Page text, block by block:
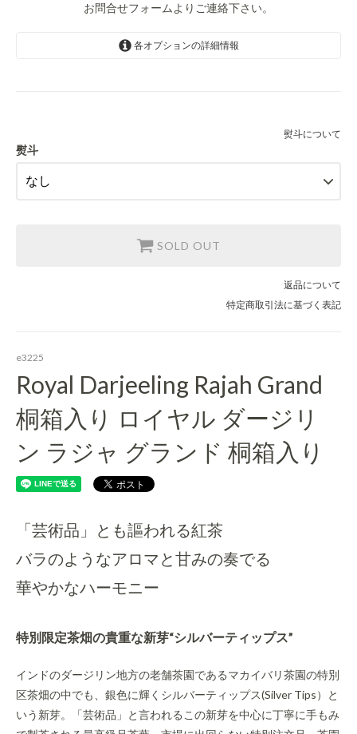
お問合せフォームよりご連絡下さい。
各オプションの詳細情報
熨斗について
熨斗
SOLD OUT
返品について
特定商取引法に基づく表記
e3225
Royal Darjeeling Rajah Grand
桐箱入り ロイヤル ダージリ
ン ラジャ グランド 桐箱入り
「芸術品」とも謳われる紅茶
バラのようなアロマと甘みの奏でる
華やかなハーモニー
特別限定茶畑の貴重な新芽“シルバーティップス”
インドのダージリン地方の老舗茶園であるマカイバリ茶園の特別
区茶畑の中でも、銀色に輝くシルバーティップス(Silver Tips）と
いう新芽。「芸術品」と言われるこの新芽を中心に丁寧に手もみ